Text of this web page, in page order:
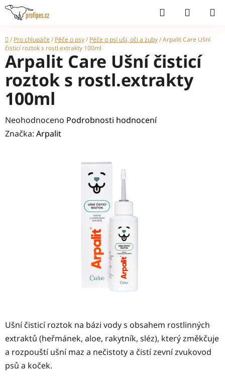
Přejít
Hledat
Domů
/ Pro chlupáče/ Péče o psy/ Péče o psí uši, oči a zuby/Arpalit Care Ušní
čisticí roztok s rostl.extrakty 100ml
Ušní čisticí roztok na bázi vody s obsahem rostlinných
extraktů (heřmánek, aloe, rakytník, sléz), který změkčuje
a rozpouští ušní maz a nečistoty a čistí zevní zvukovod
psů a koček.
Arpalit Care Ušní čisticí
roztok s rostl.extrakty
100ml
Průměrné
hodnocení
Neohodnoceno Podrobnosti hodnocení
Značka: Arpalit